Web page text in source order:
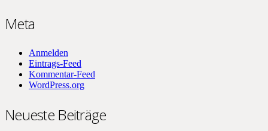
Meta
Anmelden
Eintrags-Feed
Kommentar-Feed
WordPress.org
Neueste Beiträge